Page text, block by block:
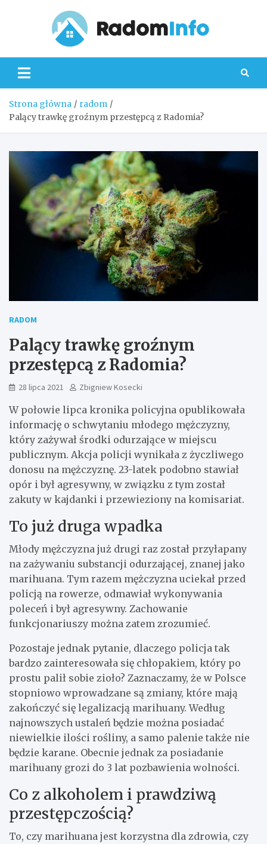
Strona główna
radom
Palący trawkę groźnym przestępcą z Radomia?
RADOM
Palący trawkę groźnym
przestępcą z Radomia?
28 lipca 2021 Zbigniew Kosecki
W połowie lipca kronika policyjna opublikowała
informację o schwytaniu młodego mężczyzny,
który zażywał środki odurzające w miejscu
publicznym. Akcja policji wynikała z życzliwego
donosu na mężczyznę. 23-latek podobno stawiał
opór i był agresywny, w związku z tym został
zakuty w kajdanki i przewieziony na komisariat.
To już druga wpadka
Młody mężczyzna już drugi raz został przyłapany
na zażywaniu substancji odurzającej, znanej jako
marihuana. Tym razem mężczyzna uciekał przed
policją na rowerze, odmawiał wykonywania
poleceń i był agresywny. Zachowanie
funkcjonariuszy można zatem zrozumieć.
Pozostaje jednak pytanie, dlaczego policja tak
bardzo zainteresowała się chłopakiem, który po
prostu palił sobie zioło? Zaznaczamy, że w Polsce
stopniowo wprowadzane są zmiany, które mają
zakończyć się legalizacją marihuany. Według
najnowszych ustaleń będzie można posiadać
niewielkie ilości rośliny, a samo palenie także nie
będzie karane. Obecnie jednak za posiadanie
marihuany grozi do 3 lat pozbawienia wolności.
Co z alkoholem i prawdziwą
przestępczością?
To, czy marihuana jest korzystna dla zdrowia, czy